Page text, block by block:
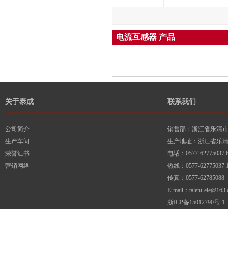
电流互感器 产品
关于泰成 联系我们
公司简介
生产车间
荣誉证书
营销网络
销售部：浙江省乐清
生产地址：浙江省乐
电话：0577-62775037
热线：0577-62775037
传真：0577-62785088
E-mail：talent-
浙ICP备15012790号-1